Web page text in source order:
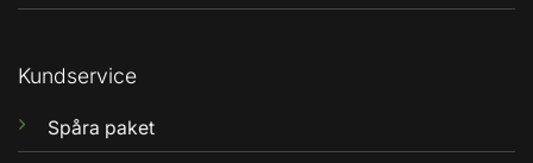
Kundservice
Spåra paket